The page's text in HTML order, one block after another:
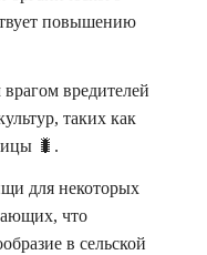
повышению
вредителей
таких как
🐛.
для некоторых
что
в сельской